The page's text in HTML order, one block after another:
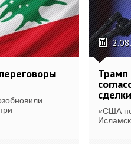
Трамп
сделки
«США